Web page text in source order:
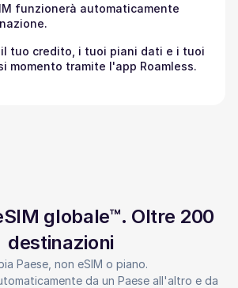
funzionerà automaticamente
tuo credito, i tuoi piani dati e i tuoi
momento tramite l'app Roamless.
globale™. Oltre 200
destinazioni
Paese, non eSIM o piano.
da un Paese all'altro e da